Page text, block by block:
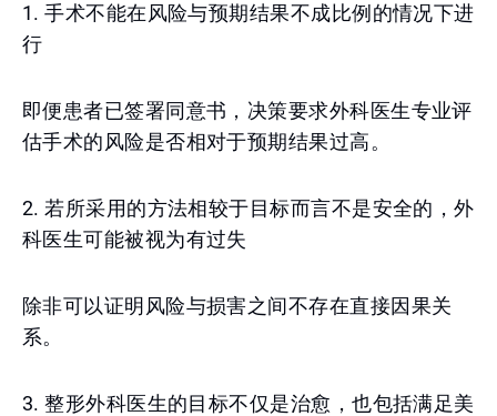
1. 手术不能在风险与预期结果不成比例的情况下进
行
即便患者已签署同意书，决策要求外科医生专业评
估手术的风险是否相对于预期结果过高。
2. 若所采用的方法相较于目标而言不是安全的，外
科医生可能被视为有过失
除非可以证明风险与损害之间不存在直接因果关
系。
3. 整形外科医生的目标不仅是治愈，也包括满足美